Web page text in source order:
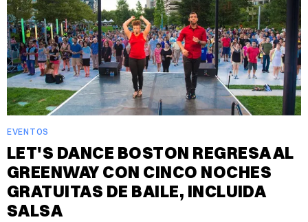
EVENTOS
LET'S DANCE BOSTON REGRESA AL
GREENWAY CON CINCO NOCHES
GRATUITAS DE BAILE, INCLUIDA
SALSA